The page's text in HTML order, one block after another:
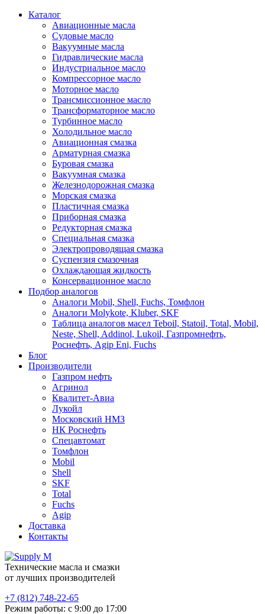
Каталог
Авиационные масла
Судовые масло
Вакуумные масла
Гидравлические масла
Индустриальное масло
Компрессорное масло
Моторное масло
Трансмиссионное масло
Трансформаторное масло
Турбинное масло
Холодильное масло
Авиационная смазка
Арматурная смазка
Буровая смазка
Вакуумная смазка
Железнодорожная смазка
Морская смазка
Пластичная смазка
Приборная смазка
Редукторная смазка
Специальная смазка
Электропроводящая смазка
Суспензия смазочная
Охлаждающая жидкость
Консервационное масло
Подбор аналогов
Аналоги Mobil, Shell, Fuchs, Томфлон
Аналоги Molykote, Kluber, SKF
Таблица аналогов масел Teboil, Statoil, Total, Mobil,
Neste, Shell, Addinol, Lukoil, Газпромнефть,
Роснефть, Agip Eni, Fuchs
Блог
Производители
Газпром нефть
Агринол
Квалитет-Авиа
Лукойл
Московский НМЗ
НК Роснефть
Спецавтомат
Томфлон
Mobil
Shell
SKF
Total
Fuchs
Agip
Доставка
Контакты
Технические масла и смазки
от лучших производителей
+7 (812) 748-22-65
Режим работы: с 9:00 до 17:00